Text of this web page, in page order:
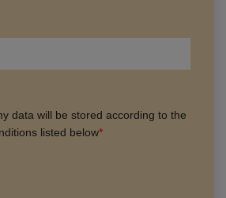
data will be stored according to the
listed below*